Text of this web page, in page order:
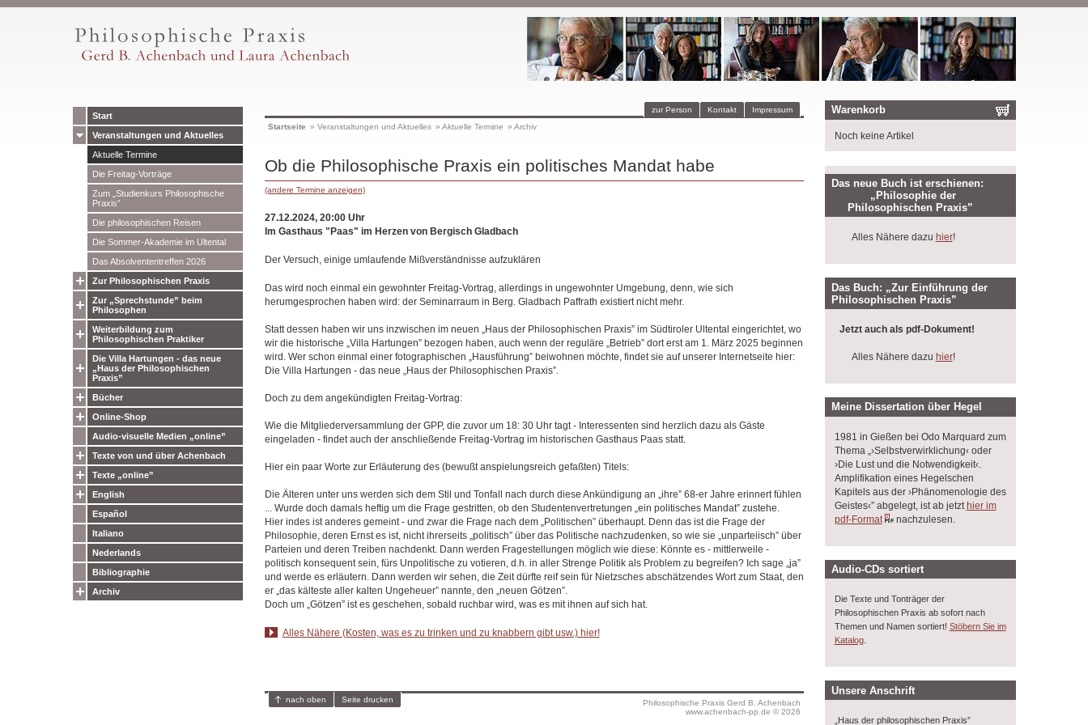
Start
Veranstaltungen und Aktuelles
Aktuelle Termine
Die Freitag-Vorträge
Zum „Studienkurs Philosophische
Praxis”
Die philosophischen Reisen
Die Sommer-Akademie im Ultental
Das Absolvententreffen 2026
Zur Philosophischen Praxis
Zur „Sprechstunde” beim
Philosophen
Weiterbildung zum
Philosophischen Praktiker
Die Villa Hartungen - das neue
„Haus der Philosophischen
Praxis”
Bücher
Online-Shop
Audio-visuelle Medien „online”
Texte von und über Achenbach
Texte „online”
English
Español
Italiano
Nederlands
Bibliographie
Archiv
Impressum
Kontakt
zur Person
Startseite » Veranstaltungen und Aktuelles » Aktuelle Termine » Archiv
Ob die Philosophische Praxis ein politisches Mandat habe
(andere Termine anzeigen)
27.12.2024, 20:00 Uhr
Im Gasthaus "Paas" im Herzen von Bergisch Gladbach
Der Versuch, einige umlaufende Mißverständnisse aufzuklären
Das wird noch einmal ein gewohnter Freitag-Vortrag, allerdings in ungewohnter Umgebung, denn, wie sich
herumgesprochen haben wird: der Seminarraum in Berg. Gladbach Paffrath existiert nicht mehr.
Statt dessen haben wir uns inzwischen im neuen „Haus der Philosophischen Praxis” im Südtiroler Ultental eingerichtet, wo
wir die historische „Villa Hartungen” bezogen haben, auch wenn der reguläre „Betrieb” dort erst am 1. März 2025 beginnen
wird. Wer schon einmal einer fotographischen „Hausführung” beiwohnen möchte, findet sie auf unserer Internetseite hier:
Die Villa Hartungen - das neue „Haus der Philosophischen Praxis”.
Doch zu dem angekündigten Freitag-Vortrag:
Wie die Mitgliederversammlung der GPP, die zuvor um 18: 30 Uhr tagt - Interessenten sind herzlich dazu als Gäste
eingeladen - findet auch der anschließende Freitag-Vortrag im historischen Gasthaus Paas statt.
Hier ein paar Worte zur Erläuterung des (bewußt anspielungsreich gefaßten) Titels:
Die Älteren unter uns werden sich dem Stil und Tonfall nach durch diese Ankündigung an „ihre” 68-er Jahre erinnert fühlen
... Wurde doch damals heftig um die Frage gestritten, ob den Studentenvertretungen „ein politisches Mandat” zustehe.
Hier indes ist anderes gemeint - und zwar die Frage nach dem „Politischen” überhaupt. Denn das ist die Frage der
Philosophie, deren Ernst es ist, nicht ihrerseits „politisch” über das Politische nachzudenken, so wie sie „unparteiisch” über
Parteien und deren Treiben nachdenkt. Dann werden Fragestellungen möglich wie diese: Könnte es - mittlerweile -
politisch konsequent sein, fürs Unpolitische zu votieren, d.h. in aller Strenge Politik als Problem zu begreifen? Ich sage „ja”
und werde es erläutern. Dann werden wir sehen, die Zeit dürfte reif sein für Nietzsches abschätzendes Wort zum Staat, den
er „das kälteste aller kalten Ungeheuer” nannte, den „neuen Götzen”.
Doch um „Götzen” ist es geschehen, sobald ruchbar wird, was es mit ihnen auf sich hat.
Alles Nähere (Kosten, was es zu trinken und zu knabbern gibt usw.) hier!
Philosophische Praxis Gerd B. Achenbach
www.achenbach-pp.de © 2026
nach oben Seite drucken
Warenkorb
Noch keine Artikel
Das neue Buch ist erschienen:
„Philosophie der
Philosophischen Praxis”
Alles Nähere dazu hier!
Das Buch: „Zur Einführung der
Philosophischen Praxis”
Jetzt auch als pdf-Dokument!
Alles Nähere dazu hier!
Meine Dissertation über Hegel
1981 in Gießen bei Odo Marquard zum
Thema „›Selbstverwirklichung‹ oder
›Die Lust und die Notwendigkeit‹.
Amplifikation eines Hegelschen
Kapitels aus der ›Phänomenologie des
Geistes‹” abgelegt, ist ab jetzt hier im
pdf-Format
nachzulesen.
Audio-CDs sortiert
Die Texte und Tonträger der
Philosophischen Praxis ab sofort nach
Themen und Namen sortiert! Stöbern Sie im
Katalog.
Unsere Anschrift
„Haus der philosophischen Praxis”